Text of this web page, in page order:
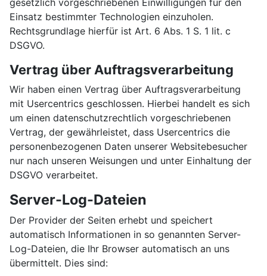
gesetzlich vorgeschriebenen Einwilligungen für den
Einsatz bestimmter Technologien einzuholen.
Rechtsgrundlage hierfür ist Art. 6 Abs. 1 S. 1 lit. c
DSGVO.
Vertrag über Auftragsverarbeitung
Wir haben einen Vertrag über Auftragsverarbeitung
mit Usercentrics geschlossen. Hierbei handelt es sich
um einen datenschutzrechtlich vorgeschriebenen
Vertrag, der gewährleistet, dass Usercentrics die
personenbezogenen Daten unserer Websitebesucher
nur nach unseren Weisungen und unter Einhaltung der
DSGVO verarbeitet.
Server-Log-Dateien
Der Provider der Seiten erhebt und speichert
automatisch Informationen in so genannten Server-
Log-Dateien, die Ihr Browser automatisch an uns
übermittelt. Dies sind: